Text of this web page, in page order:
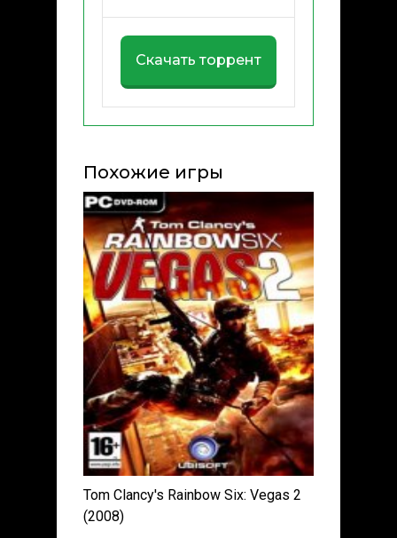
Скачать торрент
Похожие игры
Tom Clancy's Rainbow Six: Vegas 2
(2008)